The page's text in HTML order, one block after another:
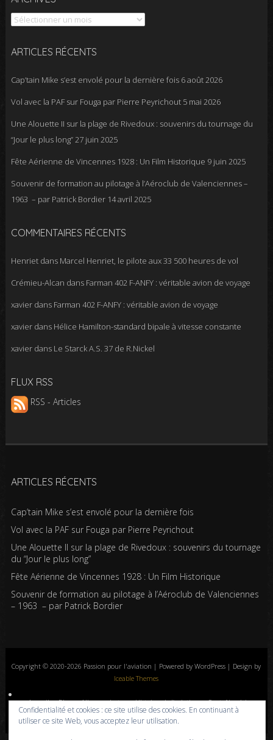
ARTICLES RÉCENTS
Cap’tain Mike s’est envolé pour la dernière fois 6 août 2026
Vol avec la PAF sur Fouga par Pierre Peyrichout 5 mai 2026
Une Alouette II sur la plage de Rivedoux : souvenirs du tournage du
“Jour le plus long”27 juin 2025
Fête Aérienne de Vincennes 1928 : Un Film Historique 9 juin 2025
Souvenir de formation au pilotage à l’Aéroclub de Valenciennes –
1963 – par Patrick Bordier 14 avril 2025
COMMENTAIRES RÉCENTS
Henrietdans Marcel Henriet, le pilote aux 33 500 heures de vol
Crémieu-Alcan dans Farman 402 F-ANFY : véritable avion de voyage
xavierdans Farman 402 F-ANFY : véritable avion de voyage
xavierdans Hélice Hamilton-standard bipale à vitesse constante
xavierdans Le Starck A.S. 37 de R.Nickel
FLUX RSS
RSS - Articles
ARTICLES RÉCENTS
Cap’tain Mike s’est envolé pour la dernière fois
Vol avec la PAF sur Fouga par Pierre Peyrichout
Une Alouette II sur la plage de Rivedoux : souvenirs du tournage
du “Jour le plus long”
Fête Aérienne de Vincennes 1928 : Un Film Historique
Souvenir de formation au pilotage à l’Aéroclub de Valenciennes
– 1963 – par Patrick Bordier
Copyright © 2020-2026 Passion pour l'aviation | Powered by WordPress | Design by
Iceable Themes
Accueil Blog Albums photos Histoires de l’aviation
Contrôle aérien
Livres
Liens A propos Contact Politique de confidentialité
Confidentialité et cookies : ce site utilise des cookies. En continuant à
utiliser ce site Web, vous acceptez leur utilisation.